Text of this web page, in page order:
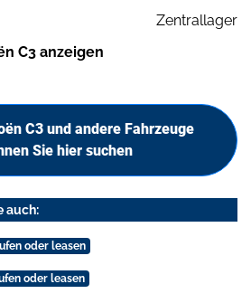
Zentrallager
C3 anzeigen
C3 und andere Fahrzeuge
Sie hier suchen
auch:
oder leasen
oder leasen